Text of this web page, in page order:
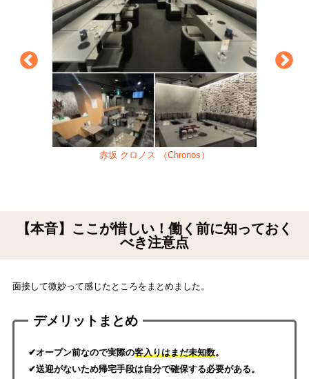
赤坂 クロノス （Chronos）
【本音】ここが惜しい！働く前に知っておく
べき注意点
面接して微妙って感じたところをまとめました。
デメリットまとめ
✔オープン前なので実際の客入りはまだ未知数。
✔送迎がないため帰宅手段は自分で確保する必要がある。